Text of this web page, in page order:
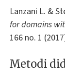
Lanzani L. &
for domains
166 no. 1
Metodi